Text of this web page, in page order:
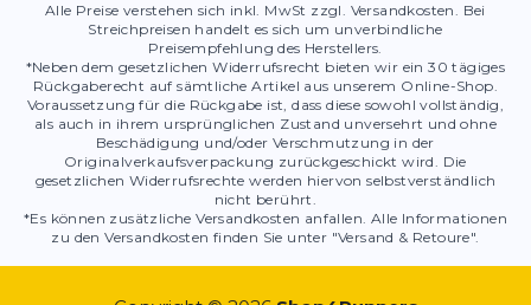
Alle Preise verstehen sich inkl. MwSt zzgl. Versandkosten. Bei
Streichpreisen handelt es sich um unverbindliche
Preisempfehlung des Herstellers.
*Neben dem gesetzlichen Widerrufsrecht bieten wir ein 30 tägiges
Rückgaberecht auf sämtliche Artikel aus unserem Online-Shop.
Voraussetzung für die Rückgabe ist, dass diese sowohl vollständig,
als auch in ihrem ursprünglichen Zustand unversehrt und ohne
Beschädigung und/oder Verschmutzung in der
Originalverkaufsverpackung zurückgeschickt wird. Die
gesetzlichen Widerrufsrechte werden hiervon selbstverständlich
nicht berührt.
*Es können zusätzliche Versandkosten anfallen. Alle Informationen
zu den Versandkosten finden Sie unter "Versand & Retoure".